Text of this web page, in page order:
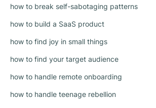
how to break self-sabotaging patterns
how to build a SaaS product
how to find joy in small things
how to find your target audience
how to handle remote onboarding
how to handle teenage rebellion